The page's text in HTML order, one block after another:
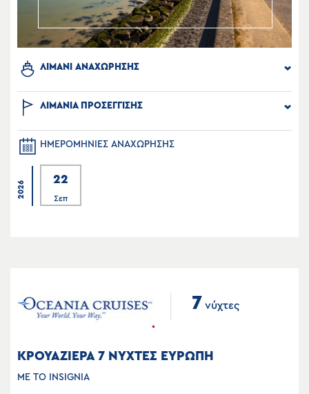
ΛΙΜΑΝΙ ΑΝΑΧΩΡΗΣΗΣ
ΛΙΜΑΝΙΑ ΠΡΟΣΕΓΓΙΣΗΣ
ΗΜΕΡΟΜΗΝΙΕΣ ΑΝΑΧΩΡΗΣΗΣ
2026
22
Σεπ
7 νύχτες
ΚΡΟΥΑΖΙΕΡΑ 7 ΝΥΧΤΕΣ ΕΥΡΩΠΗ
ΜΕ ΤΟ INSIGNIA